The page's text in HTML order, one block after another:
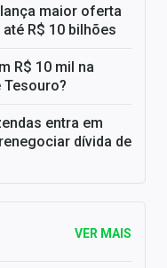
maior oferta
R$ 10 bilhões
R$ 10 mil na
Tesouro?
entra em
dívida de
VER MAIS